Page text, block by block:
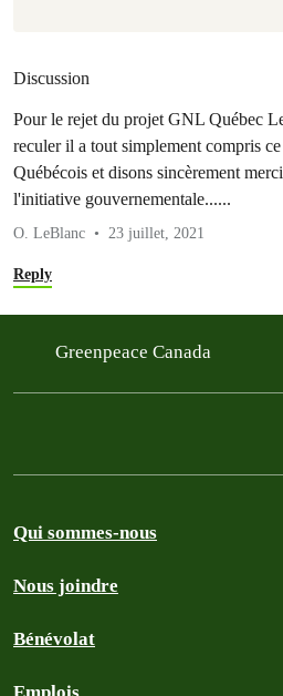
Discussion
Pour le rejet du projet GNL Québec
reculer il a tout simplement compris
Québécois et disons sincèrement
l'initiative gouvernementale......
O. LeBlanc 23 juillet, 2021
Reply
Greenpeace Canada
Qui sommes-nous
Nous joindre
Bénévolat